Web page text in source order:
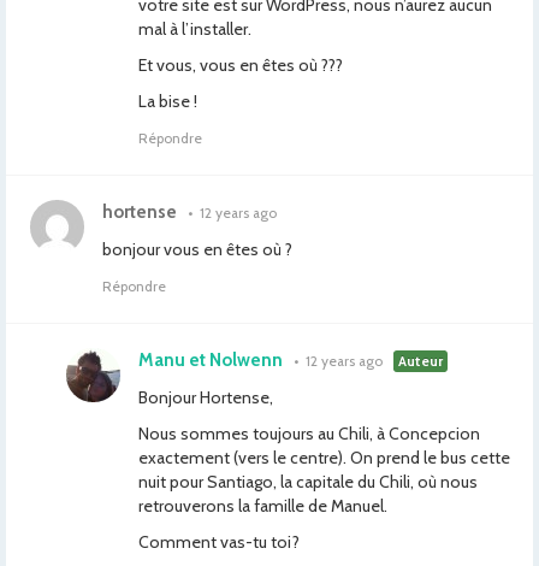
votre site est sur WordPress, nous n’aurez aucun
mal à l’installer.
Et vous, vous en êtes où ???
La bise !
Répondre
hortense • 12 years ago
bonjour vous en êtes où ?
Répondre
Manu et Nolwenn • 12 years ago Auteur
Bonjour Hortense,
Nous sommes toujours au Chili, à Concepcion
exactement (vers le centre). On prend le bus cette
nuit pour Santiago, la capitale du Chili, où nous
retrouverons la famille de Manuel.
Comment vas-tu toi?